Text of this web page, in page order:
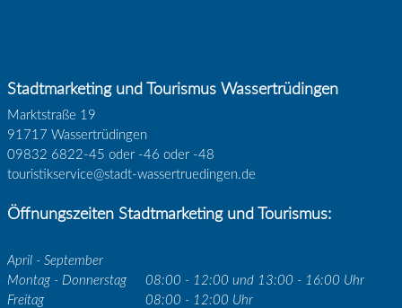
Stadtmarketing und Tourismus Wassertrüdingen
Marktstraße 19
91717 Wassertrüdingen
09832 6822-45 oder -46 oder -48
touristikservice@stadt-wassertruedingen.de
Öffnungszeiten Stadtmarketing und Tourismus:
April - September
Montag - Donnerstag
08:00 - 12:00 und 13:00 - 16:00 Uhr
Freitag
08:00 - 12:00 Uhr